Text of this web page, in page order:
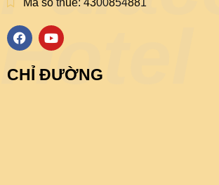
Mã số thuế: 4300854881
Hotel
F
a
e
b
Y
o
t
u
CHỈ ĐƯỜNG